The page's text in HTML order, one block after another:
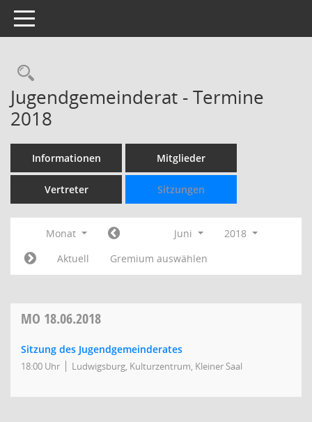
Toggle navigation
Rechercheauswahl
Jugendgemeinderat - Termine
2018
Informationen Mitglieder
Vertreter Sitzungen
Monat Juni
2018
Aktuell
Gremium auswählen
MO 18.06.2018
Sitzung des Jugendgemeinderates
18:00 Uhr Ludwigsburg, Kulturzentrum, Kleiner Saal